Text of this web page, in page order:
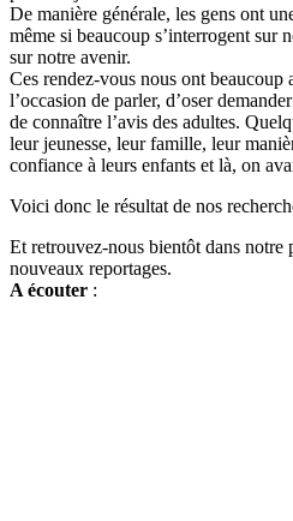
De manière générale, les gens ont
même si beaucoup s’interrogent sur
sur notre avenir.
Ces rendez-vous nous ont beaucoup
l’occasion de parler, d’oser
de connaître l’avis des adultes.
leur jeunesse, leur famille, leur
confiance à leurs enfants et là, on
Voici donc le résultat de nos
Et retrouvez-nous bientôt dans notre
nouveaux reportages.
A écouter :